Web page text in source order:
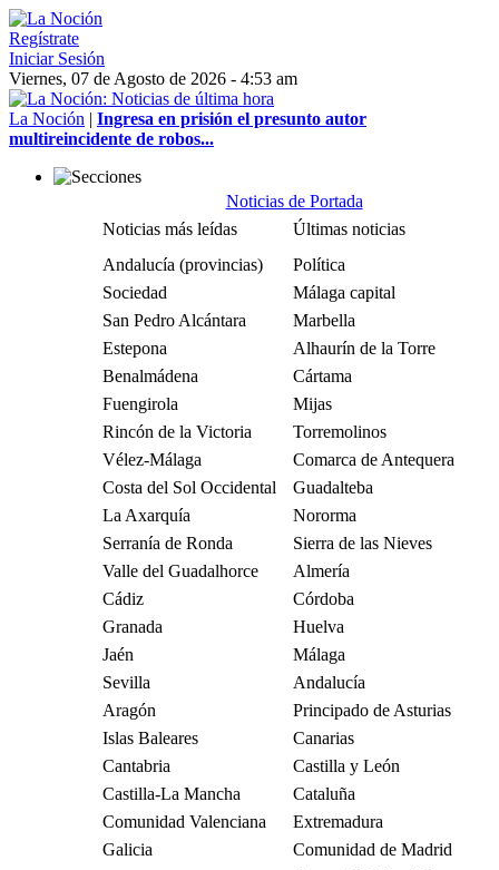
Regístrate
Iniciar Sesión
Viernes, 07 de Agosto de 2026 - 4:53 am
La Noción | Ingresa en prisión el presunto autor
multireincidente de robos...
Noticias de Portada
Noticias más leídas
Últimas noticias
Andalucía (provincias)
Política
Sociedad
Málaga capital
San Pedro Alcántara
Marbella
Estepona
Alhaurín de la Torre
Benalmádena
Cártama
Fuengirola
Mijas
Rincón de la Victoria
Torremolinos
Vélez-Málaga
Comarca de Antequera
Costa del Sol Occidental
Guadalteba
La Axarquía
Nororma
Serranía de Ronda
Sierra de las Nieves
Valle del Guadalhorce
Almería
Cádiz
Córdoba
Granada
Huelva
Jaén
Málaga
Sevilla
Andalucía
Aragón
Principado de Asturias
Islas Baleares
Canarias
Cantabria
Castilla y León
Castilla-La Mancha
Cataluña
Comunidad Valenciana
Extremadura
Galicia
Comunidad de Madrid